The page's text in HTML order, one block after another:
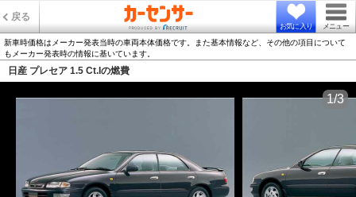
戻る
お気に入り メニュー
新車時価格はメーカー発表当時の車両本体価格です。また基本情報など、その他の項目について
もメーカー発表時の情報に基いています。
日産 プレセア 1.5 Ct.Iの燃費
1/3